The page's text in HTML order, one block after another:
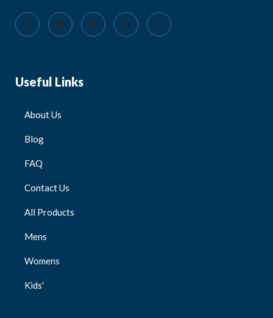
Useful Links
About Us
Blog
FAQ
Contact Us
All Products
Mens
Womens
Kids'